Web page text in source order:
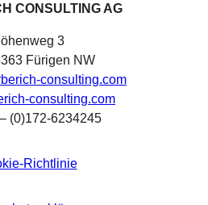
CONSULTING AG
3
Fürigen NW
consulting.com
consulting.com
(0)172-6234245
Richtlinie